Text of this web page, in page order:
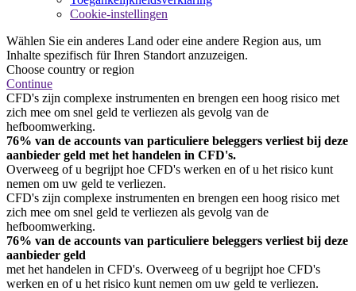
Cookie-instellingen
Wählen Sie ein anderes Land oder eine andere Region aus, um
Inhalte spezifisch für Ihren Standort anzuzeigen.
Choose country or region
Continue
CFD's zijn complexe instrumenten en brengen een hoog risico met
zich mee om snel geld te verliezen als gevolg van de
hefboomwerking.
76% van de accounts van particuliere beleggers verliest bij deze
aanbieder geld met het handelen in CFD's.
Overweeg of u begrijpt hoe CFD's werken en of u het risico kunt
nemen om uw geld te verliezen.
CFD's zijn complexe instrumenten en brengen een hoog risico met
zich mee om snel geld te verliezen als gevolg van de
hefboomwerking.
76% van de accounts van particuliere beleggers verliest bij deze
aanbieder geld
met het handelen in CFD's. Overweeg of u begrijpt hoe CFD's
werken en of u het risico kunt nemen om uw geld te verliezen.